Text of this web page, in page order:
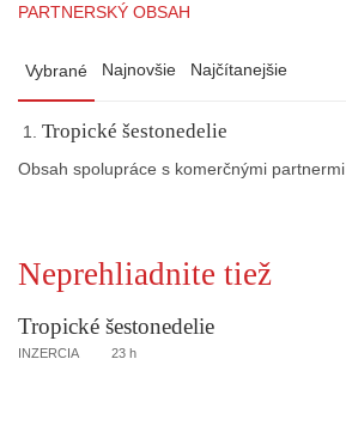
PARTNERSKÝ OBSAH
Vybrané Najnovšie Najčítanejšie
Tropické šestonedelie
Obsah spolupráce s komerčnými partnermi
Neprehliadnite tiež
Tropické šestonedelie
INZERCIA 23 h